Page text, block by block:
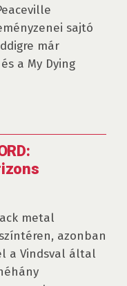
sajtó
már
a My Dying
metal
azonban
a Vindsval által